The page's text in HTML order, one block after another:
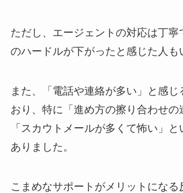
ただし、エージェントの対応は丁寧
のハードルが下がったと感じた人も
また、「電話や連絡が多い」と感じ
おり、特に「進め方の擦り合わせの
「スカウトメールが多くて怖い」と
ありました。
こまめなサポートがメリットになる